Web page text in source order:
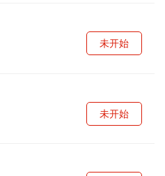
未开始
未开始